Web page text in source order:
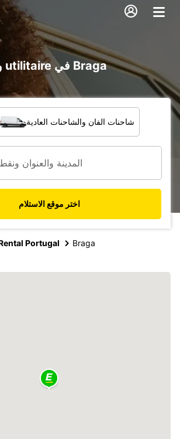
تأجير voiture و utilitaire في Braga
شاحنات الفان والشاحنات العادية
اختر موقع الاستلام
Portugal Braga